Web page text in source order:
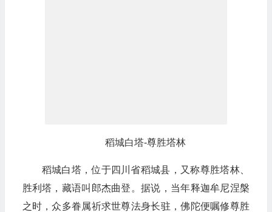
稻城白塔-尊胜塔林
稻城白塔，位于四川省稻城县，又称尊胜塔林、
胜利塔，藏语叫郎杰曲登。据说，当年释迦牟尼涅槃
之时，众多眷属祈求世尊法身长驻，佛陀便嘱修尊胜